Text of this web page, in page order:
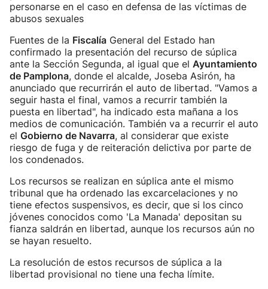
personarse en el caso en defensa de las víctimas de
abusos sexuales
Fuentes de la Fiscalía General del Estado han
confirmado la presentación del recurso de súplica
ante la Sección Segunda, al igual que el Ayuntamiento
de Pamplona, donde el alcalde, Joseba Asirón, ha
anunciado que recurrirán el auto de libertad. "Vamos a
seguir hasta el final, vamos a recurrir también la
puesta en libertad", ha indicado esta mañana a los
medios de comunicación. También va a recurrir el auto
el Gobierno de Navarra, al considerar que existe
riesgo de fuga y de reiteración delictiva por parte de
los condenados.
Los recursos se realizan en súplica ante el mismo
tribunal que ha ordenado las excarcelaciones y no
tiene efectos suspensivos, es decir, que si los cinco
jóvenes conocidos como 'La Manada' depositan su
fianza saldrán en libertad, aunque los recursos aún no
se hayan resuelto.
La resolución de estos recursos de súplica a la
libertad provisional no tiene una fecha límite.